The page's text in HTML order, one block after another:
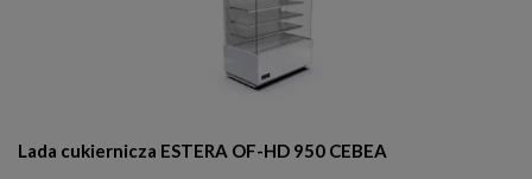
Lada cukiernicza ESTERA OF-HD 950 CEBEA